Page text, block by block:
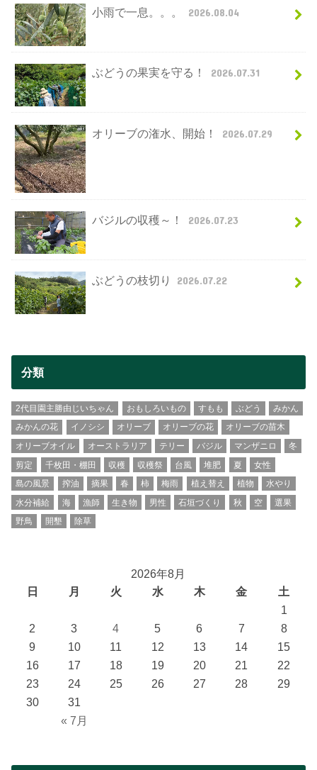
小雨で一息。。。 2026.08.04
ぶどうの果実を守る！ 2026.07.31
オリーブの潅水、開始！ 2026.07.29
バジルの収穫～！ 2026.07.23
ぶどうの枝切り 2026.07.22
分類
2代目園主勝由じいちゃん おもしろいもの すもも ぶどう
みかん
みかんの花
イノシシ オリーブ オリーブの花
オリーブの苗木
オリーブオイル
オーストラリア テリー バジル マンザニロ
冬
剪定
千枚田・棚田 収穫 収穫祭 台風 堆肥 夏
女性
島の風景
搾油 摘果 春 柿 梅雨 植え替え 植物
水やり
水分補給
海 漁師 生き物 男性 石垣づくり 秋 空
選果
野鳥
開墾 除草
2026年8月
日
月 火 水 木 金 土
« 7月
1
2
3 4 5 6 7
8
9
10 11 12 13 14
15
16
17 18 19 20 21
22
23
24 25 26 27 28
29
30
31